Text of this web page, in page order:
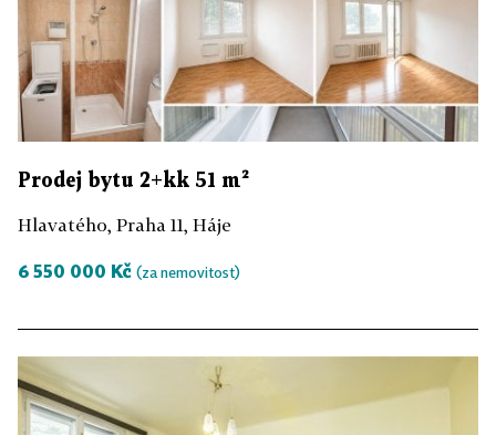
Prodej bytu 2+kk 51 m²
Hlavatého, Praha 11, Háje
6 550 000 Kč (za nemovitost)